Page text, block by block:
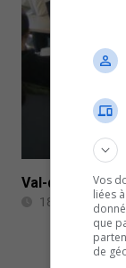
Val-d’Or :
18 février 2023
Vos
liées
que
de